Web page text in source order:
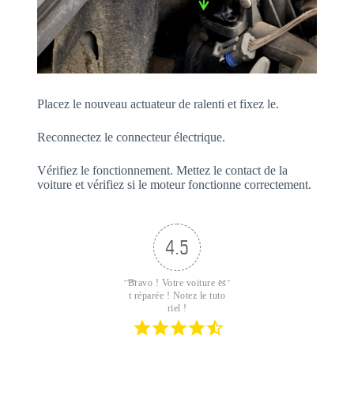
Placez le nouveau actuateur de ralenti et fixez le.
Reconnectez le connecteur électrique.
Vérifiez le fonctionnement. Mettez le contact de la
voiture et vérifiez si le moteur fonctionne correctement.
4.5
Bravo ! Votre voiture es
t réparée ! Notez le tuto
riel !